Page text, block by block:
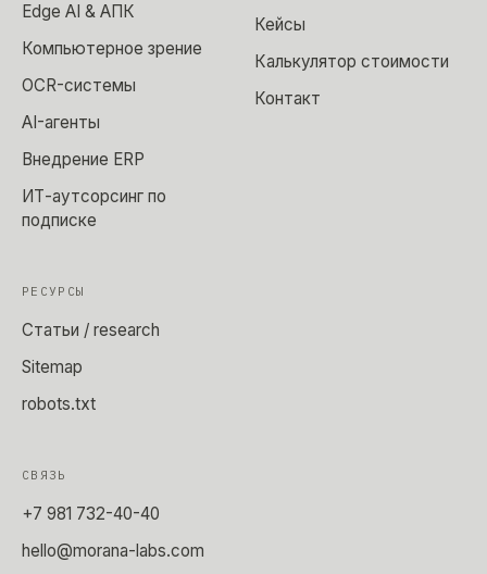
Edge AI & АПК
Компьютерное зрение
OCR-системы
AI-агенты
Внедрение ERP
ИТ-аутсорсинг по
подписке
Кейсы
Калькулятор стоимости
Контакт
РЕСУРСЫ
Статьи / research
Sitemap
robots.txt
СВЯЗЬ
+7 981 732-40-40
hello@morana-labs.com